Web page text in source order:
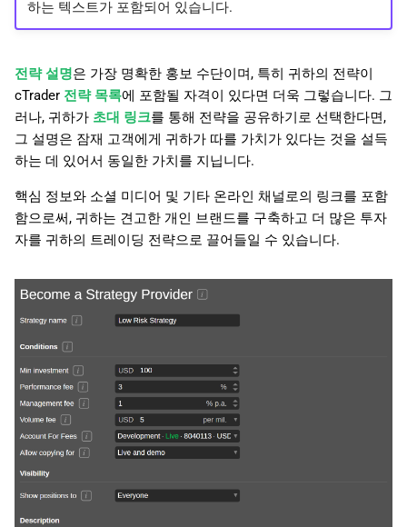
하는 텍스트가 포함되어 있습니다.
전략 설명은 가장 명확한 홍보 수단이며, 특히 귀하의 전략이
cTrader 전략 목록에 포함될 자격이 있다면 더욱 그렇습니다. 그
러나, 귀하가 초대 링크를 통해 전략을 공유하기로 선택한다면,
그 설명은 잠재 고객에게 귀하가 따를 가치가 있다는 것을 설득
하는 데 있어서 동일한 가치를 지닙니다.
핵심 정보와 소셜 미디어 및 기타 온라인 채널로의 링크를 포함
함으로써, 귀하는 견고한 개인 브랜드를 구축하고 더 많은 투자
자를 귀하의 트레이딩 전략으로 끌어들일 수 있습니다.